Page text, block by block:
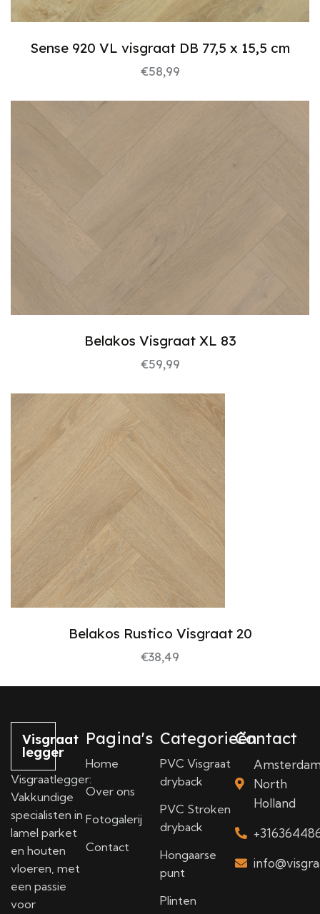
Sense 920 VL visgraat DB 77,5 x 15,5 cm
€58,99
Belakos Visgraat XL 83
€59,99
Belakos Rustico Visgraat 20
€38,49
Visgraat
legger
Visgraatlegger:
Vakkundige
specialisten in
lamel parket
en houten
vloeren, met
een passie
voor
Pagina's
Home
Over ons
Fotogalerij
Contact
Categorieën
PVC Visgraat
dryback
PVC Stroken
dryback
Hongaarse
punt
Plinten
Contact
North
Holland